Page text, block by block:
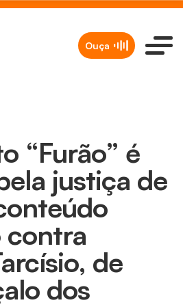
Ouça
“Furão” é
justiça de
contra
de
dos